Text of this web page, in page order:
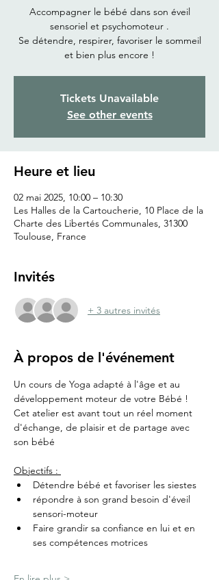
Accompagner le bébé dans son éveil
sensoriel et psychomoteur .
Se détendre, respirer, favoriser le sommeil
et bien plus encore !
Tickets Unavailable
See other events
Heure et lieu
02 mai 2025, 10:00 – 10:30
Les Halles de la Cartoucherie, 10 Place de la
Charte des Libertés Communales, 31300
Toulouse, France
Invités
+ 3 autres invités
À propos de l'événement
Un cours de Yoga adapté à l'âge et au
développement moteur de votre Bébé !
Cet atelier est avant tout un réel moment
d'échange, de plaisir et de partage avec
son bébé
Objectifs :
Détendre bébé et favoriser les siestes
répondre à son grand besoin d'éveil
sensori-moteur
Faire grandir sa confiance en lui et en
ses compétences motrices